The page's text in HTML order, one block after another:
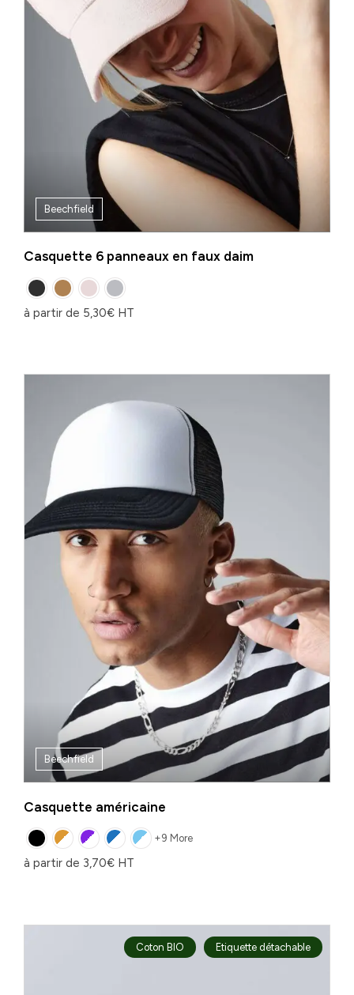
Beechfield
Casquette 6 panneaux en faux daim
à partir de 5,30€ HT
Beechfield
Casquette américaine
+9 More
à partir de 3,70€ HT
Coton BIO Etiquette détachable